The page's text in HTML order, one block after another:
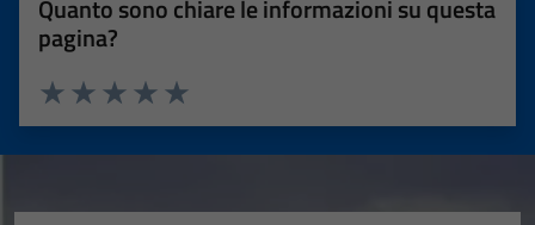
Quanto sono chiare le informazioni su questa
pagina?
Valuta 5 stelle su 5
Valuta 4 stelle su 5
Valuta 3 stelle su 5
Valuta 2 stelle su 5
Valuta 1 stelle su 5